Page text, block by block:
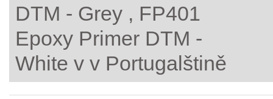
DTM - Grey , FP401
Epoxy Primer DTM -
White v v Portugalštině